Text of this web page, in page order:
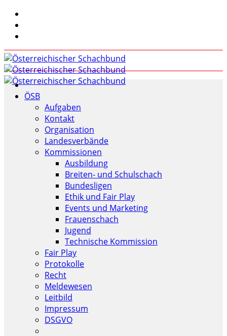
ÖSB
Aufgaben
Kontakt
Organisation
Landesverbände
Kommissionen
Ausbildung
Breiten- und Schulschach
Bundesligen
Ethik und Fair Play
Events und Marketing
Frauenschach
Jugend
Technische Kommission
Fair Play
Protokolle
Recht
Meldewesen
Leitbild
Impressum
DSGVO